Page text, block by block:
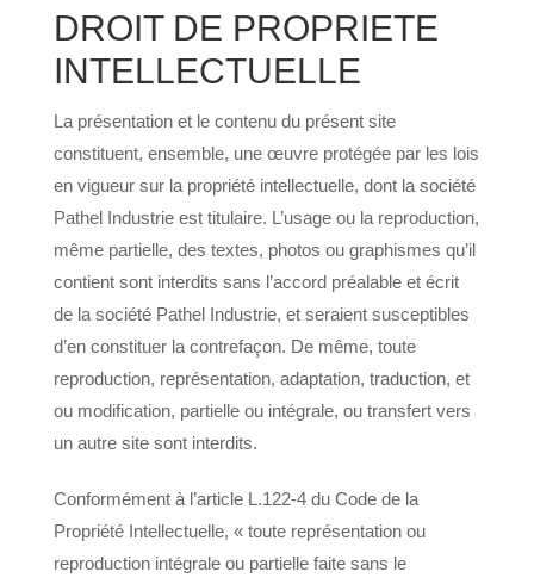
DROIT DE PROPRIETE
INTELLECTUELLE
La présentation et le contenu du présent site
constituent, ensemble, une œuvre protégée par les lois
en vigueur sur la propriété intellectuelle, dont la société
Pathel Industrie est titulaire. L’usage ou la reproduction,
même partielle, des textes, photos ou graphismes qu’il
contient sont interdits sans l’accord préalable et écrit
de la société Pathel Industrie, et seraient susceptibles
d’en constituer la contrefaçon. De même, toute
reproduction, représentation, adaptation, traduction, et
ou modification, partielle ou intégrale, ou transfert vers
un autre site sont interdits.
Conformément à l’article L.122-4 du Code de la
Propriété Intellectuelle, « toute représentation ou
reproduction intégrale ou partielle faite sans le